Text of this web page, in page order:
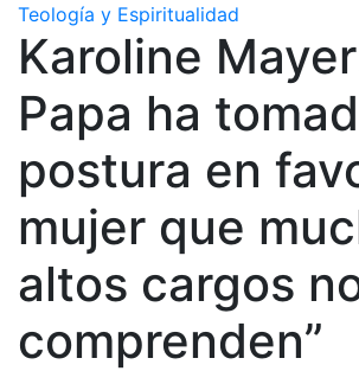
Teología y Espiritualidad
Karoline
Papa ha
postura en
mujer que
altos cargos
comprenden”